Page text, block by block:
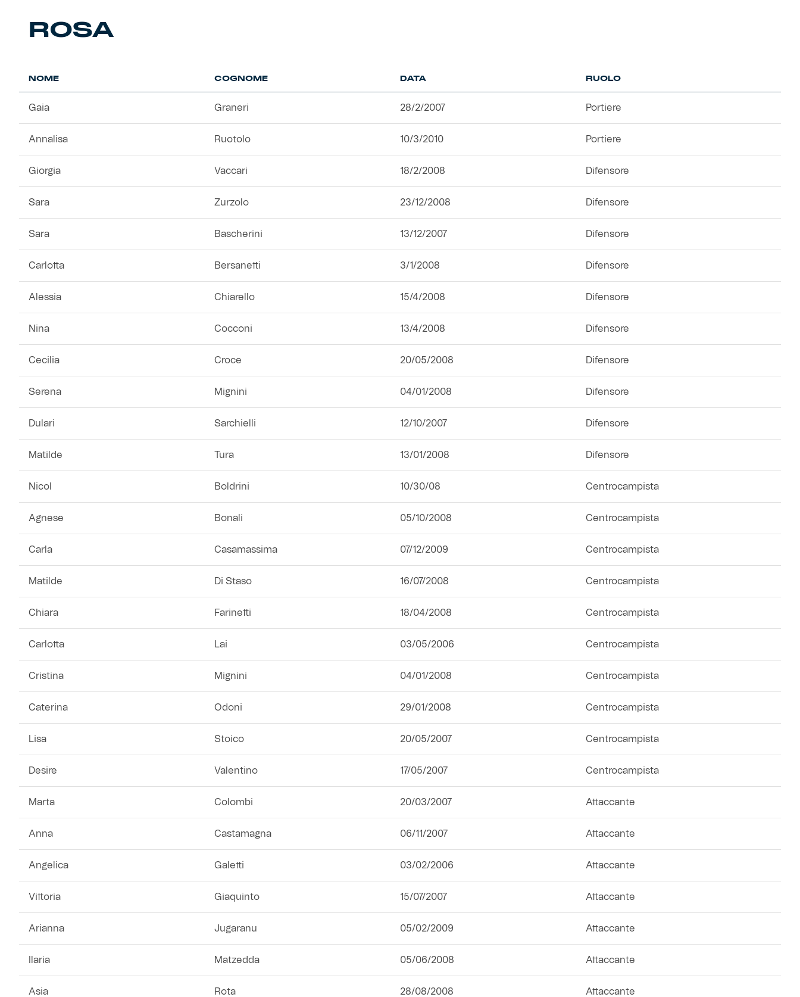
Red&Blue Voices
Kids
Accessori
Party
Outlet
Caffè Boasi x Genoa
Helan x Genoa
Isolani x Genoa
Gift Card Online Store
Fortissimo batte il mio cuor
ROSA
NOME COGNOME DATA RUOLO
Gaia Graneri 28/2/2007 Portiere
Annalisa Ruotolo 10/3/2010 Portiere
Giorgia Vaccari 18/2/2008 Difensore
Sara Zurzolo 23/12/2008 Difensore
Sara Bascherini 13/12/2007 Difensore
Carlotta Bersanetti 3/1/2008 Difensore
Alessia Chiarello 15/4/2008 Difensore
Nina Cocconi 13/4/2008 Difensore
Cecilia Croce 20/05/2008 Difensore
Serena Mignini 04/01/2008 Difensore
Dulari Sarchielli 12/10/2007 Difensore
Matilde Tura 13/01/2008 Difensore
Nicol Boldrini 10/30/08 Centrocampista
Agnese Bonali 05/10/2008 Centrocampista
Carla Casamassima 07/12/2009 Centrocampista
Matilde Di Staso 16/07/2008 Centrocampista
Chiara Farinetti 18/04/2008 Centrocampista
Carlotta Lai 03/05/2006 Centrocampista
Cristina Mignini 04/01/2008 Centrocampista
Caterina Odoni 29/01/2008 Centrocampista
Lisa Stoico 20/05/2007 Centrocampista
Desire Valentino 17/05/2007 Centrocampista
Marta Colombi 20/03/2007 Attaccante
Anna Castamagna 06/11/2007 Attaccante
Angelica Galetti 03/02/2006 Attaccante
Vittoria Giaquinto 15/07/2007 Attaccante
Arianna Jugaranu 05/02/2009 Attaccante
Ilaria Matzedda 05/06/2008 Attaccante
Asia Rota 28/08/2008 Attaccante